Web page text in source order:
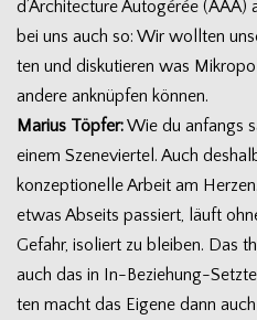
d’Architecture Auto­gé­rée (AAA)
bei uns auch so: Wir woll­ten
ten und dis­ku­tie­ren was
andere anknüp­fen können.
Marius Töp­fer:Wie du anfangs
einem Sze­ne­vier­tel. Auch
konzeptionelle Arbeit am
etwas Abseits pas­siert, läuft
Gefahr, iso­liert zu blei­ben. Das
auch das in In-Beziehung-
ten macht das Eigene dann